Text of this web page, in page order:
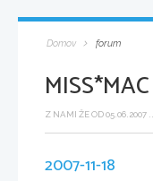
Domov forum
MISS*MAC
Z NAMI ŽE OD 05.06.2007 ...
2007-11-18